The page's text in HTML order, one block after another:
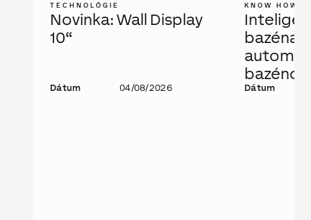
TECHNOLÓGIE
Novinka: Wall Display
10“
Dátum 04/08/2026
KNOW HOW
bazéna a
Dátum